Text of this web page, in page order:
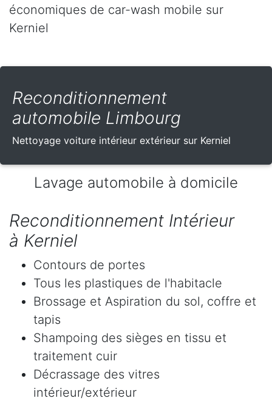
économiques de car-wash mobile sur
Kerniel
Reconditionnement
automobile Limbourg
Nettoyage voiture intérieur extérieur sur Kerniel
Lavage automobile à domicile
Reconditionnement Intérieur
à Kerniel
Contours de portes
Tous les plastiques de l'habitacle
Brossage et Aspiration du sol, coffre et
tapis
Shampoing des sièges en tissu et
traitement cuir
Décrassage des vitres
intérieur/extérieur